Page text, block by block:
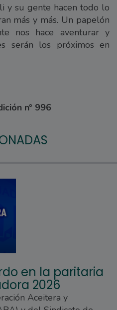
y su gente hacen todo lo
más y más. Un papelón
nos hace aventurar y
serán los próximos en
n° 996
en la paritaria
2026
Aceitera y